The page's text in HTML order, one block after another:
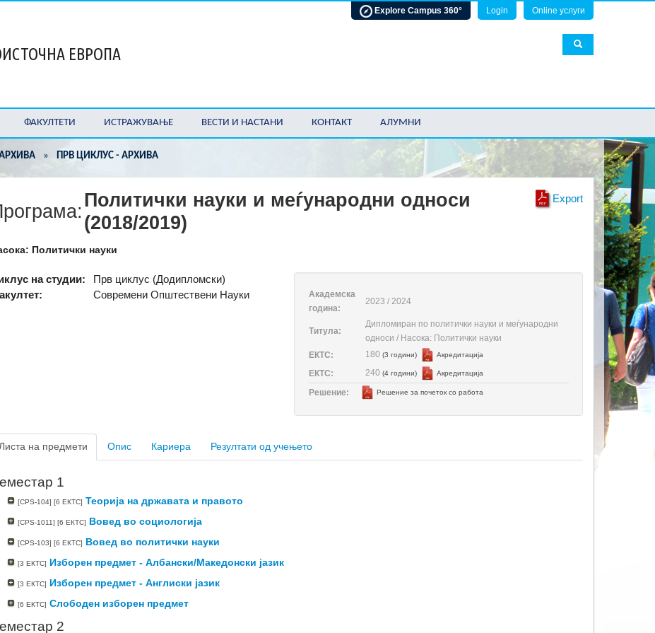
ЕВРОПА
Explore Campus 360° Login Online услуги
ФАКУЛТЕТИ ИСТРАЖУВАЊЕ ВЕСТИ И НАСТАНИ КОНТАКТ АЛУМНИ
» ПРВ ЦИКЛУС - АРХИВА
Export
Политички науки и меѓународни односи
(2018/2019)
Политички науки
на студии:
Прв циклус (Додипломски)
Современи Општествени Науки
Академска
година:
2023 / 2024
Титула:
Дипломиран по политички науки и меѓународни
односи / Насока: Политички науки
ЕКТС:
180 (3 години) Aкредитација
ЕКТС: 240 (4 години) Aкредитација
Решение: Решение за почеток со работа
на предмети Опис Кариера Резултати од учењето
1
[CPS-104] [6 ЕКТС] Теорија на државата и правото
[CPS-1011] [6 ЕКТС] Вовед во социологија
[CPS-103] [6 ЕКТС] Вовед во политички науки
[3 ЕКТС] Изборен предмет - Албански/Mакедонски јазик
[3 ЕКТС] Изборен предмет - Англиски јазик
[6 ЕКТС] Слободен изборен предмет
2